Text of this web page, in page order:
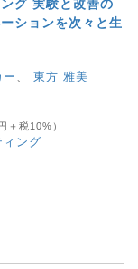
グ 実験と改善の
ションを次々と生
ー
東方 雅美
＋税10%）
ィング